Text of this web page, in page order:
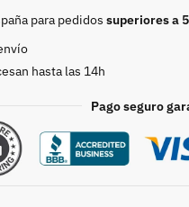
para pedidos superiores a
hasta las 14h
Pago seguro